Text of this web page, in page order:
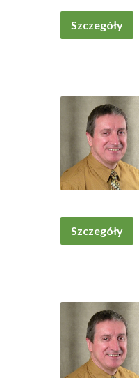
Szczegóły
Szczegóły